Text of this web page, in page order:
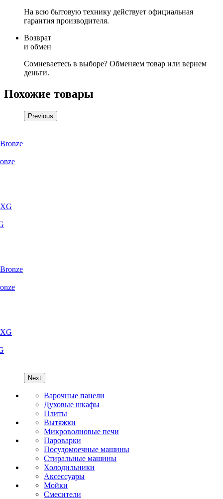
На всю бытовую технику действует официальная
гарантия производителя.
Возврат
и обмен
Сомневаетесь в выборе? Обменяем товар или вернем
деньги.
Похожие товары
Previous
Next
Варочные панели
Духовые шкафы
Плиты
Вытяжки
Микроволновые печи
Пароварки
Посудомоечные машины
Стиральные машины
Холодильники
Аксессуары
Мойки
Cмесители